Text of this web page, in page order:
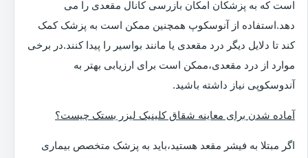
است که به پزشکان امکان بازرسی کانال مقعدی را می
دهد.استفاده از آنوسکوپ همچنین ممکن است به پزشک کمک
کند تا دلایل دیگر درد مقعدی یا مانند بواسیر را پیدا کنند.در برخی
موارد از درد مقعدی،ممکن است برای ارزیابی بهتر به
آندوسکوپی نیاز داشته باشید.
آماده شدن برای معاینه شقاق کلینیک لیزر بستک چیست؟
اگر مبتلا به فیشر مقعد هستید،باید به پزشک متخصص بیماری